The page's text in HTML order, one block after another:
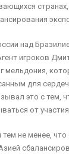
над
игроков
мельдония,
для
это с тем,
от
не менее,